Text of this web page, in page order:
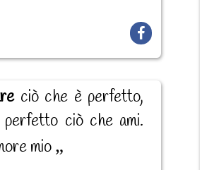
ciò che è perfetto,
perfetto ciò che ami.
mio